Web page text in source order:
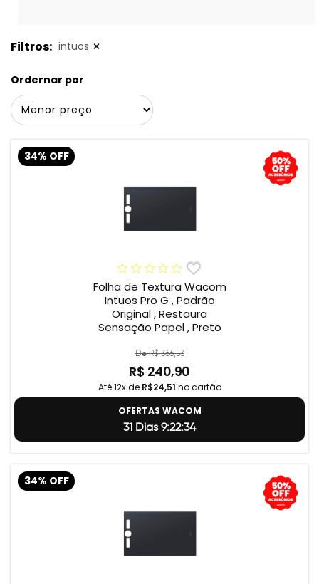
Filtros: intuos
Ordernar por
34% OFF
Folha de Textura Wacom
Intuos Pro G , Padrão
Original , Restaura
Sensação Papel , Preto
De R$ 366,53
R$ 240,90
Até 12x de R$24,51 no cartão
OFERTAS WACOM
31 Dias 9:22:33
34% OFF